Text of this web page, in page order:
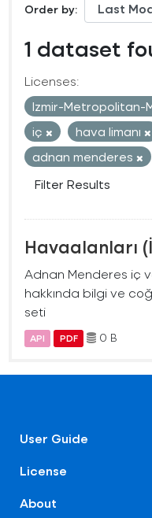
Order by
1 dataset
Licenses:
Izmir-Metropolitan-
iç
hava limanı
adnan menderes
Filter Results
Havaalanları
Adnan Menderes iç
hakkında bilgi ve
seti
API PDF 0 B
User Guide
License
About